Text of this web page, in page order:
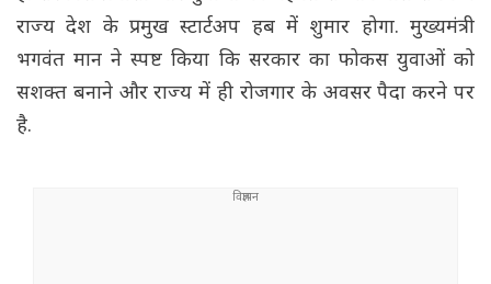
राज्य देश के प्रमुख स्टार्टअप हब में शुमार होगा. मुख्यमंत्री
भगवंत मान ने स्पष्ट किया कि सरकार का फोकस युवाओं को
सशक्त बनाने और राज्य में ही रोजगार के अवसर पैदा करने पर
है.